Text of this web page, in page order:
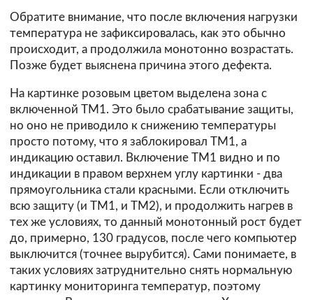
Обратите внимание, что после включения нагрузки
температура не зафиксировалась, как это обычно
происходит, а продолжила монотонно возрастать.
Позже будет выяснена причина этого дефекта.
На картинке розовым цветом выделена зона с
включенной TM1. Это было срабатывание защиты,
но оно не приводило к снижению температуры
просто потому, что я заблокировал TM1, а
индикацию оставил. Включение TM1 видно и по
индикации в правом верхнем углу картинки - два
прямоугольника стали красными. Если отключить
всю защиту (и TM1, и TM2), и продолжить нагрев в
тех же условиях, то данный монотонный рост будет
до, примерно, 130 градусов, после чего компьютер
выключится (точнее вырубится). Сами понимаете, в
таких условиях затруднительно снять нормальную
картинку мониторинга температур, поэтому